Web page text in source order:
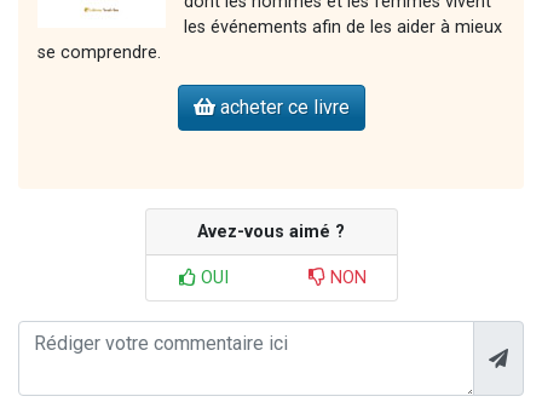
les événements afin de les aider à mieux
se comprendre.
acheter ce livre
Avez-vous aimé ?
OUI NON